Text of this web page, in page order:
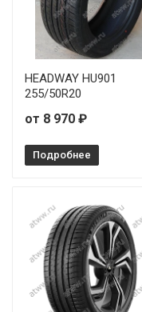
Sonix XSPORT
Sonix XSPORT
Sonix XSPORT
Sonix XSPORT
Sonix XSPORT
HEADWAY HU901
255/50R20
от 8 970 ₽
Подробнее